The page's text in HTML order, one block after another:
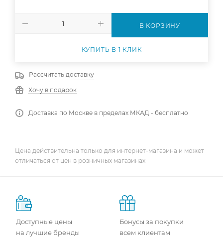
В КОРЗИНУ
КУПИТЬ В 1 КЛИК
Рассчитать доставку
Хочу в подарок
Доставка по Москве в пределах МКАД - бесплатно
Цена действительна только для интернет-магазина и может
отличаться от цен в розничных магазинах
Доступные цены
на лучшие бренды
Бонусы за покупки
всем клиентам